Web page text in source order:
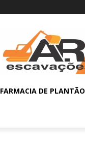
FARMACIA DE PLANTÃO